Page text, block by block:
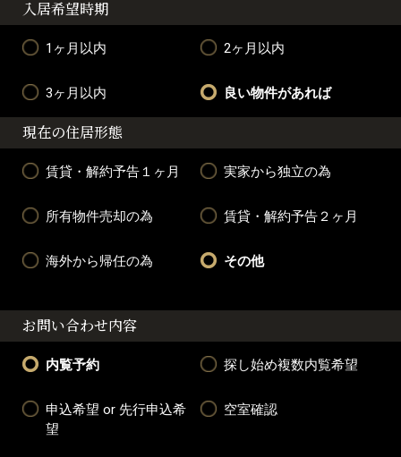
入居希望時期
1ヶ月以内 2ヶ月以内
3ヶ月以内 良い物件があれば
現在の住居形態
賃貸・解約予告１ヶ月 実家から独立の為
所有物件売却の為 賃貸・解約予告２ヶ月
海外から帰任の為 その他
お問い合わせ内容
内覧予約 探し始め複数内覧希望
申込希望 or 先行申込希
望
空室確認